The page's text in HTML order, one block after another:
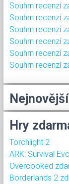
Souhrn recenzí
Souhrn recenzí
Souhrn recenzí
Souhrn recenzí
Souhrn recenzí
Souhrn recenzí
Hry
Torchlight 2
ARK: Survival
Overcooked
Borderlands 2